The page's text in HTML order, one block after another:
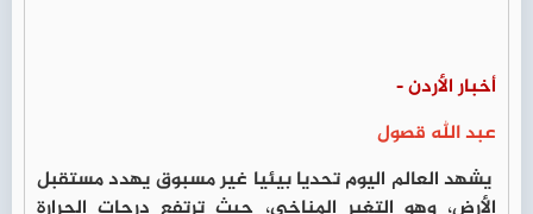
أخبار الأردن -
عبد الله قصول
يشهد العالم اليوم تحديا بيئيا غير مسبوق يهدد مستقبل